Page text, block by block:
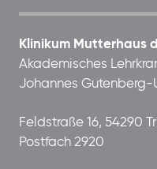
Klinikum Mutterhaus
Akademisches
Johannes Gutenberg-
Feldstraße 16, 54290
Postfach 2920